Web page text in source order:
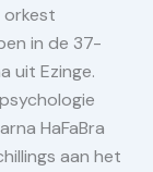
in de 37-
uit Ezinge.
HaFaBra
aan het